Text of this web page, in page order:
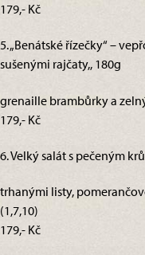
179,- Kč
5. „Benátské řízečky“ –
sušenými rajčaty,, 180g
grenaille brambůrky a
179,- Kč
6. Velký salát s pečeným
trhanými listy,
(1,7,10)
179,- Kč